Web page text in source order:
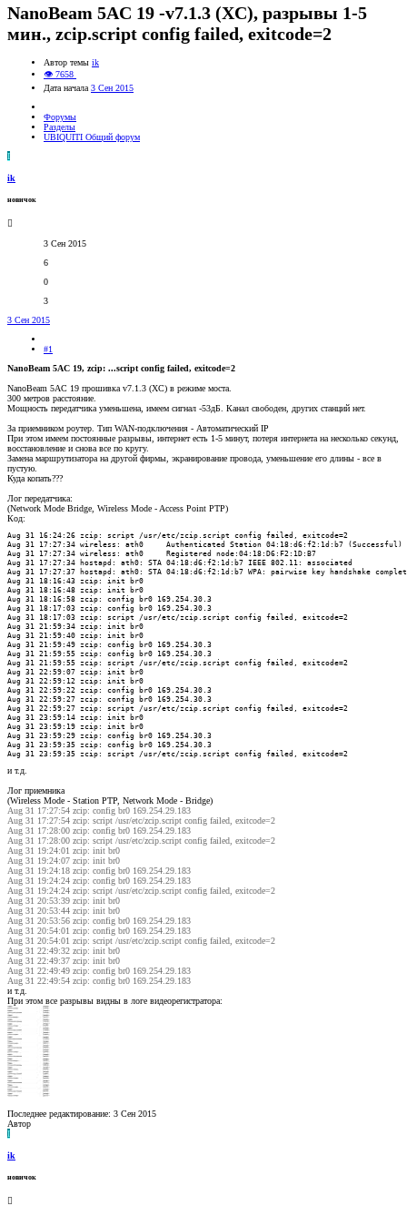
NanoBeam 5AC 19 -v7.1.3 (XC), разрывы 1-5
мин., zcip.script config failed, exitcode=2
Автор темы ik
👁 7658
Дата начала 3 Сен 2015
Форумы
Разделы
UBIQUITI Общий форум
I
ik
новичок
3 Сен 2015
6
0
3
3 Сен 2015
#1
NanoBeam 5AC 19, zcip: ...script config failed, exitcode=2
NanoBeam 5AC 19 прошивка v7.1.3 (XC) в режиме моста.
300 метров расстояние.
Мощность передатчика уменьшена, имеем сигнал -53дБ. Канал свободен, других станций нет.
За приемником роутер. Тип WAN-подключения - Автоматический IP
При этом имеем постоянные разрывы, интернет есть 1-5 минут, потеря интернета на несколько секунд,
восстановление и снова все по кругу.
Замена маршрутизатора на другой фирмы, экранирование провода, уменьшение его длины - все в
пустую.
Куда копать???
Лог передатчика:
(Network Mode Bridge, Wireless Mode - Access Point PTP)
Код:
Aug 31 16:24:26 zcip: script /usr/etc/zcip.script config failed, exitcode=2
Aug 31 17:27:34 wireless: ath0     Authenticated Station 04:18:d6:f2:1d:b7 (Successful)
Aug 31 17:27:34 wireless: ath0     Registered node:04:18:D6:F2:1D:B7
Aug 31 17:27:34 hostapd: ath0: STA 04:18:d6:f2:1d:b7 IEEE 802.11: associated
Aug 31 17:27:37 hostapd: ath0: STA 04:18:d6:f2:1d:b7 WPA: pairwise key handshake
Aug 31 18:16:43 zcip: init br0
Aug 31 18:16:48 zcip: init br0
Aug 31 18:16:58 zcip: config br0 169.254.30.3
Aug 31 18:17:03 zcip: config br0 169.254.30.3
Aug 31 18:17:03 zcip: script /usr/etc/zcip.script config failed, exitcode=2
Aug 31 21:59:34 zcip: init br0
Aug 31 21:59:40 zcip: init br0
Aug 31 21:59:49 zcip: config br0 169.254.30.3
Aug 31 21:59:55 zcip: config br0 169.254.30.3
Aug 31 21:59:55 zcip: script /usr/etc/zcip.script config failed, exitcode=2
Aug 31 22:59:07 zcip: init br0
Aug 31 22:59:12 zcip: init br0
Aug 31 22:59:22 zcip: config br0 169.254.30.3
Aug 31 22:59:27 zcip: config br0 169.254.30.3
Aug 31 22:59:27 zcip: script /usr/etc/zcip.script config failed, exitcode=2
Aug 31 23:59:14 zcip: init br0
Aug 31 23:59:19 zcip: init br0
Aug 31 23:59:29 zcip: config br0 169.254.30.3
Aug 31 23:59:35 zcip: config br0 169.254.30.3
Aug 31 23:59:35 zcip: script /usr/etc/zcip.script config failed, exitcode=2
и т.д.
Лог приемника
(Wireless Mode - Station PTP, Network Mode - Bridge)
Aug 31 17:27:54 zcip: config br0 169.254.29.183
Aug 31 17:27:54 zcip: script /usr/etc/zcip.script config failed, exitcode=2
Aug 31 17:28:00 zcip: config br0 169.254.29.183
Aug 31 17:28:00 zcip: script /usr/etc/zcip.script config failed, exitcode=2
Aug 31 19:24:01 zcip: init br0
Aug 31 19:24:07 zcip: init br0
Aug 31 19:24:18 zcip: config br0 169.254.29.183
Aug 31 19:24:24 zcip: config br0 169.254.29.183
Aug 31 19:24:24 zcip: script /usr/etc/zcip.script config failed, exitcode=2
Aug 31 20:53:39 zcip: init br0
Aug 31 20:53:44 zcip: init br0
Aug 31 20:53:56 zcip: config br0 169.254.29.183
Aug 31 20:54:01 zcip: config br0 169.254.29.183
Aug 31 20:54:01 zcip: script /usr/etc/zcip.script config failed, exitcode=2
Aug 31 22:49:32 zcip: init br0
Aug 31 22:49:37 zcip: init br0
Aug 31 22:49:49 zcip: config br0 169.254.29.183
Aug 31 22:49:54 zcip: config br0 169.254.29.183
и т.д.
При этом все разрывы видны в логе видеорегистратора:
Последнее редактирование: 3 Сен 2015
Автор
I
ik
новичок